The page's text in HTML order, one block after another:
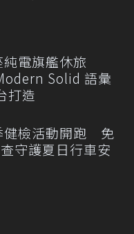
電旗艦休旅
Solid 語彙
打造
健檢活動開跑 免
守護夏日行車安